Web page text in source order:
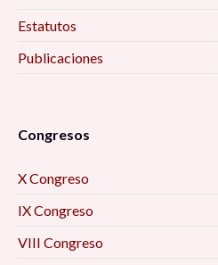
Estatutos
Publicaciones
Congresos
X Congreso
IX Congreso
VIII Congreso